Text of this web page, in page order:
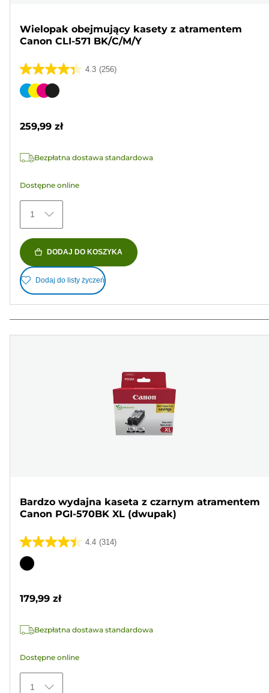
Wielopak obejmujący kasety z atramentem
Canon CLI-571 BK/C/M/Y
4.3 (256)
4.3
na
256
Wkład
259,99 zł
Bezpłatna dostawa standardowa
Dostępne online
1
DODAJ DO KOSZYKA
Dodaj do listy życzeń
Bardzo wydajna kaseta z czarnym atramentem
Canon PGI-570BK XL (dwupak)
4.4 (314)
4.4
na
314
Wkład
179,99 zł
Bezpłatna dostawa standardowa
Dostępne online
1